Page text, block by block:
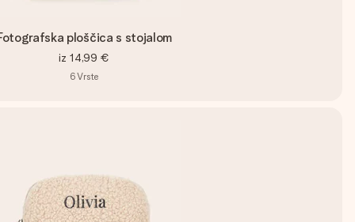
ploščica s stojalom
iz 14,99 €
6Vrste